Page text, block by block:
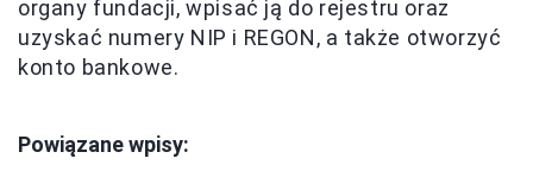
organy fundacji, wpisać ją do rejestru oraz
uzyskać numery NIP i REGON, a także otworzyć
konto bankowe.
Powiązane wpisy: